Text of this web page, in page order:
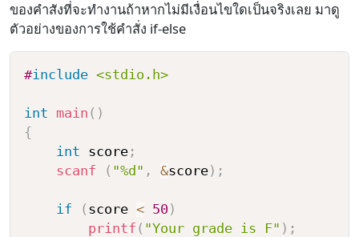
ของคำสังที่จะทำงานถ้าหากไม่มีเงื่อนไขใดเป็นจริงเลย มาดู
ตัวอย่างของการใช้คำสั่ง if-else
#include <stdio.h>
int main ( )
{
int score;
scanf
( "%d" , &score) ;
if ( score < 50)
printf ( "Your grade is F" ) ;